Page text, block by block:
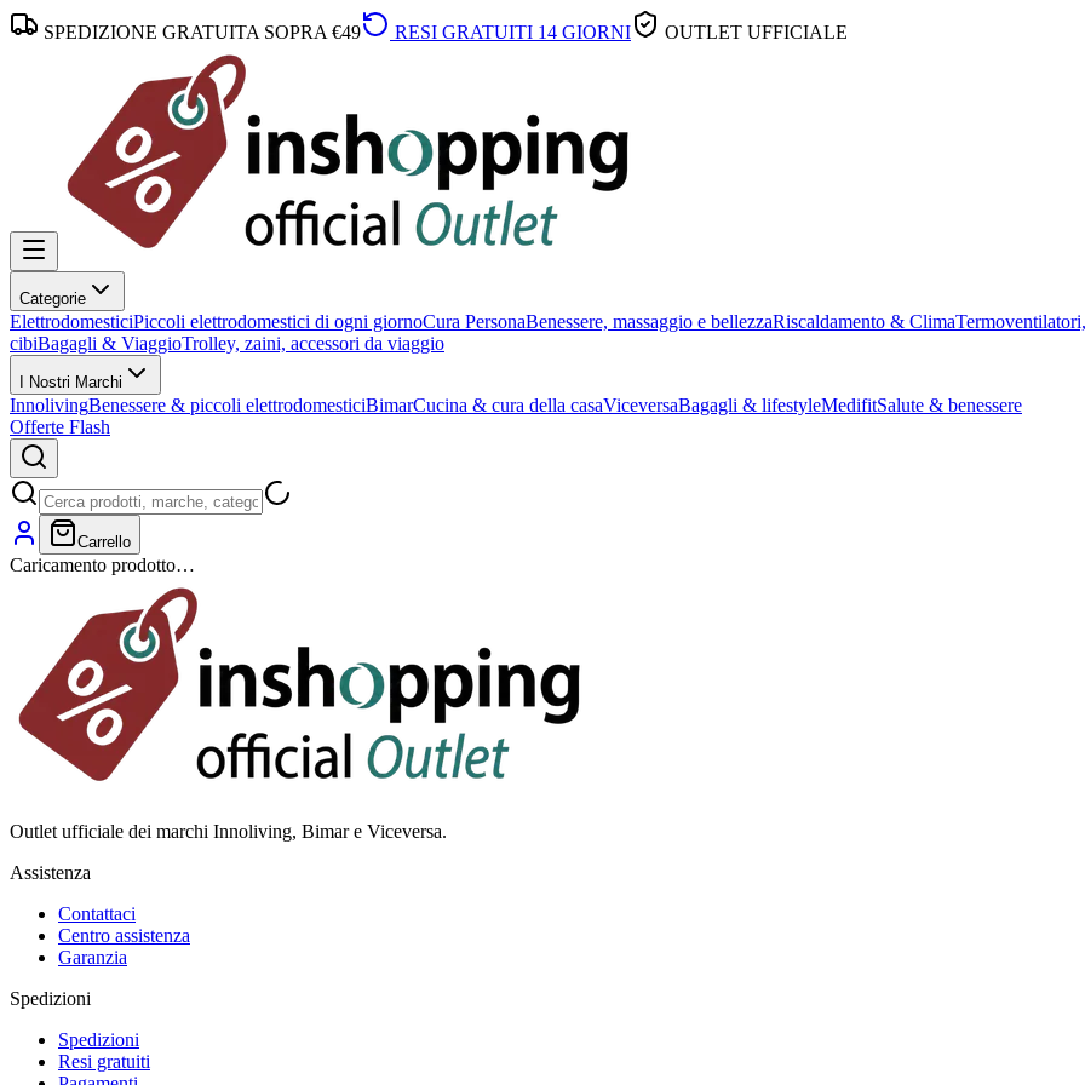
SPEDIZIONE GRATUITA SOPRA €49 RESI GRATUITI 14 GIORNI OUTLET UFFICIALE
Categorie
ElettrodomesticiPiccoli elettrodomestici di ogni giornoCura PersonaBenessere, massaggio e bellezzaRiscaldamento & Clima
cibiBagagli & ViaggioTrolley, zaini, accessori da viaggio
I Nostri Marchi
InnolivingBenessere & piccoli elettrodomesticiBimarCucina & cura della casaViceversaBagagli & lifestyleMedifitSalute & benessere
Offerte Flash
Carrello
Caricamento prodotto…
Outlet ufficiale dei marchi Innoliving, Bimar e Viceversa.
Assistenza
Contattaci
Centro assistenza
Garanzia
Spedizioni
Spedizioni
Resi gratuiti